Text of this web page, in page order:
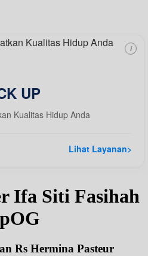
UP
Kualitas Hidup Anda
Lihat Layanan>
i
Ifa Siti Fasihah
Rs Hermina Pasteur